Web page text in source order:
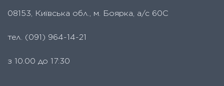
08153, Київська обл., м. Боярка, а/с 60С
тел. (091) 964-14-21
з 10.00 до 17:30